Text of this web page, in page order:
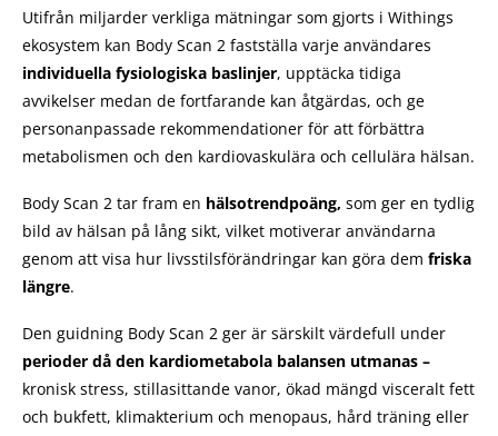
Utifrån miljarder verkliga mätningar som gjorts i Withings
ekosystem kan Body Scan 2 fastställa varje användares
individuella fysiologiska baslinjer, upptäcka tidiga
avvikelser medan de fortfarande kan åtgärdas, och ge
personanpassade rekommendationer för att förbättra
metabolismen och den kardiovaskulära och cellulära hälsan.
Body Scan 2 tar fram en hälsotrendpoäng, som ger en tydlig
bild av hälsan på lång sikt, vilket motiverar användarna
genom att visa hur livsstilsförändringar kan göra dem friska
längre.
Den guidning Body Scan 2 ger är särskilt värdefull under
perioder då den kardiometabola balansen utmanas –
kronisk stress, stillasittande vanor, ökad mängd visceralt fett
och bukfett, klimakterium och menopaus, hård träning eller